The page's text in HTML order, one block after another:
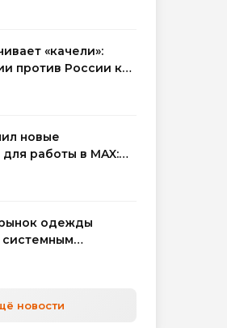
подорожания
«качели»:
против России как
новые
работы в MAX:
обработку
одежды
системным
новости